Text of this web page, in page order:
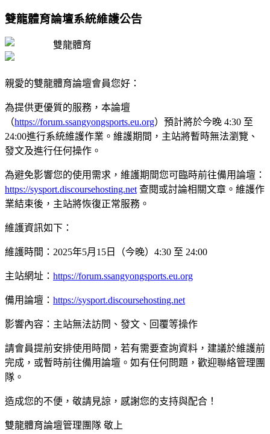
雙龍體育論壇系統維護公告
雙龍體育
親愛的雙龍體育論壇會員您好：
為提供更優質的服務，本論壇
（https://forum.ssangyongsports.eu.org）預計將於今晚 4:30 至
24:00進行系統維護作業。維護期間，主站將暫時無法瀏覽、
發文及進行任何操作。
為避免影響您的使用需求，維護期間您可臨時前往備用論壇：
https://sysport.discoursehosting.net查閱或討論相關文章。維護作
業結束後，主站將恢復正常服務。
維護資訊如下：
維護時間：2025年5月15日（今晚）4:30 至 24:00
主站網址： https://forum.ssangyongsports.eu.org
備用論壇： https://sysport.discoursehosting.net
影響內容：主站無法訪問、發文、回覆等操作
請會員提前安排使用時間，若有需要查詢資料，建議於維護前
完成，或暫時前往備用論壇。如有任何問題，歡迎聯絡管理團
隊。
造成您的不便，敬請見諒，感謝您的支持與配合！
雙龍體育論壇管理團隊 敬上